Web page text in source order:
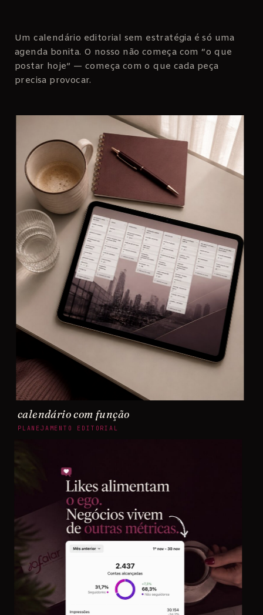
Um calendário editorial sem estratégia é só uma
agenda bonita. O nosso não começa com “o que
postar hoje” — começa com o que cada peça
precisa provocar.
calendário com função
PLANEJAMENTO EDITORIAL